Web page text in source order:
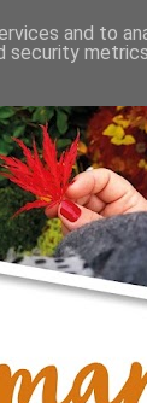
and to
security